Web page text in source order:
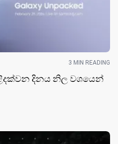
3 MIN READING
එළිදක්වන දිනය නිල වශයෙන්